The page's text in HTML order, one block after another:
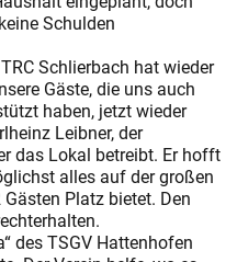
Schulden
Schlierbach hat wieder
Gäste, die uns auch
haben, jetzt wieder
Leibner, der
das Lokal betreibt. Er hofft
alles auf der großen
Platz bietet. Den
des TSGV Hattenhofen